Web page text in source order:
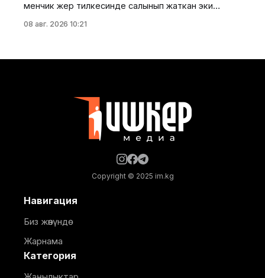
Байыркы Кытай цивилизациясынын көркөм өнөр
менчик жер тилкесинде салынып жаткан эки
бузуулар аныкталды. Бул тууралуу Курулуш,
жүргүзүлгөн. Жер казууда
08 авг. 2026 10:21
Copyright © 2025 im.kg
Навигация
Биз жөнүндө
Жарнама
Категория